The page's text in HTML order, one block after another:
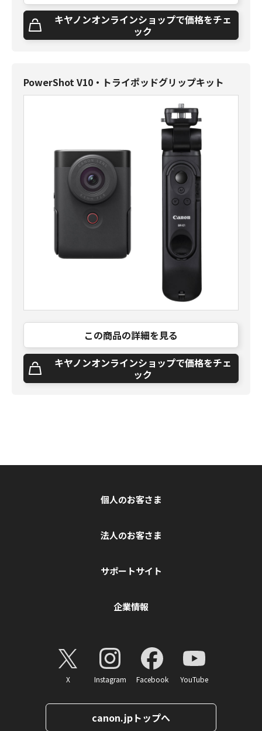
キヤノンオンラインショップで価格をチェ
ック
PowerShot V10・トライポッドグリップキット
この商品の詳細を見る
キヤノンオンラインショップで価格をチェ
ック
個人のお客さま
法人のお客さま
サポートサイト
企業情報
X Instagram Facebook YouTube
canon.jpトップへ